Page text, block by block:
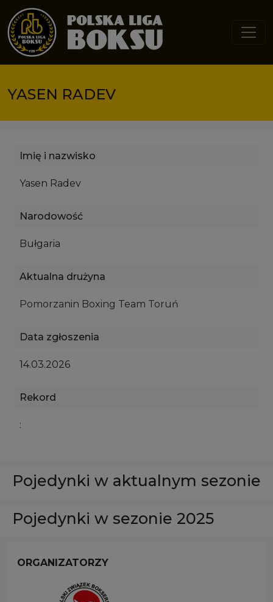
Przejdź do treści
YASEN RADEV
Imię i nazwisko
Yasen Radev
Narodowość
Bułgaria
Aktualna drużyna
Pomorzanin Boxing Team Toruń
Data zgłoszenia
14.03.2026
Rekord
:
Pojedynki w aktualnym sezonie
Pojedynki w sezonie 2025
ORGANIZATORZY